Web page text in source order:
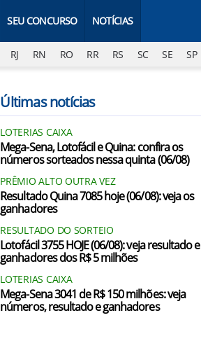
SEU CONCURSO NOTÍCIAS
RJ RN RO RR RS SC SE SP
Últimas notícias
LOTERIAS CAIXA
Mega-Sena, Lotofácil e Quina: confira os
números sorteados nessa quinta (06/08)
PRÊMIO ALTO OUTRA VEZ
Resultado Quina 7085 hoje (06/08): veja os
ganhadores
RESULTADO DO SORTEIO
Lotofácil 3755 HOJE (06/08): veja resultado e
ganhadores dos R$ 5 milhões
LOTERIAS CAIXA
Mega-Sena 3041 de R$ 150 milhões: veja
números, resultado e ganhadores